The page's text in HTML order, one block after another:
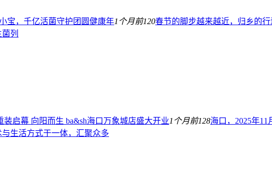
宝，千亿活菌守护团圆健康年1个月前120春节的脚步越来越近，归乡的
列
装启幕 向阳而生 ba&sh海口万象城店盛大开业1个月前128海口，2025年
生活方式于一体，汇聚众多